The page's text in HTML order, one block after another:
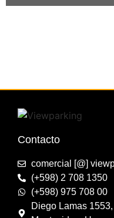
Contacto
comercial [@]
(+598) 2 708 1350
(+598) 975 708 00
Diego Lamas